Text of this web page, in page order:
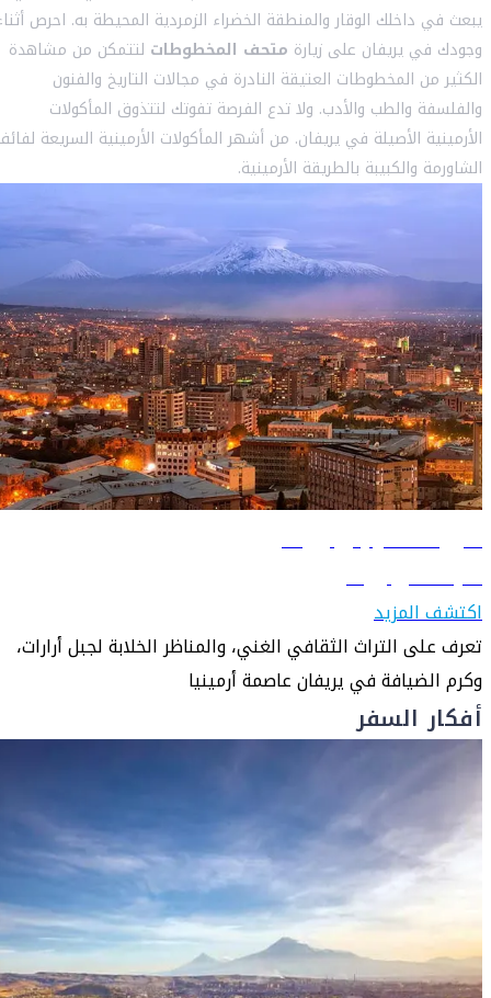
يبعث في داخلك الوقار والمنطقة الخضراء الزمردية المحيطة به. احرص
وجودك في يريفان على زيارة متحف المخطوطات لتتمكن من مشاهدة
الكثير من المخطوطات العتيقة النادرة في مجالات التاريخ والفنون
والفلسفة والطب والأدب. ولا تدع الفرصة تفوتك لتتذوق المأكولات
الأرمينية الأصيلة في يريفان. من أشهر المأكولات الأرمينية السريعة
الشاورمة والكبيبة بالطريقة الأرمينية.
دليل السفر إلى يريفان
تعرّف على يريفان
اكتشف المزيد
تعرف على التراث الثقافي الغني، والمناظر الخلابة لجبل أرارات،
وكرم الضيافة في يريفان عاصمة أرمينيا
أفكار السفر